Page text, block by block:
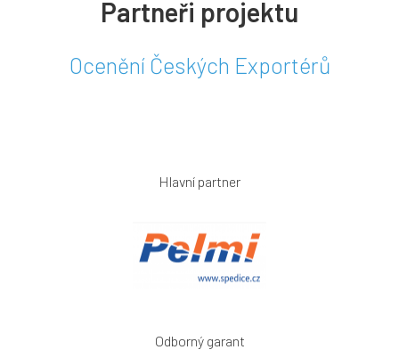
Partneři projektu
Ocenění Českých Exportérů
Hlavní partner
Odborný garant